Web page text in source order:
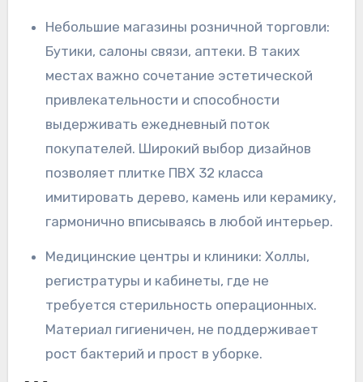
Небольшие магазины розничной торговли:
Бутики, салоны связи, аптеки. В таких
местах важно сочетание эстетической
привлекательности и способности
выдерживать ежедневный поток
покупателей. Широкий выбор дизайнов
позволяет плитке ПВХ 32 класса
имитировать дерево, камень или керамику,
гармонично вписываясь в любой интерьер.
Медицинские центры и клиники: Холлы,
регистратуры и кабинеты, где не
требуется стерильность операционных.
Материал гигиеничен, не поддерживает
рост бактерий и прост в уборке.